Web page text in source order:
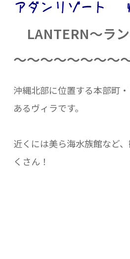
アダンリゾート
LANTERN～ラ
～～～～～～～～
沖縄北部に位置する本部町
あるヴィラです。
近くには美ら海水族館など
くさん！